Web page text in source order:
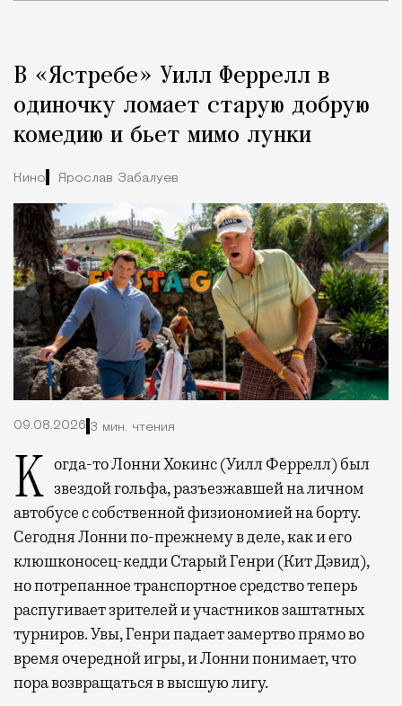
Город
В «Ястребе» Уилл Феррелл в
одиночку ломает старую добрую
комедию и бьет мимо лунки
Кино Ярослав Забалуев
09.08.2026 3 мин. чтения
Когда-то Лонни Хокинс (Уилл Феррелл) был звездой гольфа, разъезжавшей на личном
автобусе с собственной физиономией на борту.
Сегодня Лонни по-прежнему в деле, как и его
клюшконосец-кедди Старый Генри (Кит Дэвид),
но потрепанное транспортное средство теперь
распугивает зрителей и участников заштатных
турниров. Увы, Генри падает замертво прямо во
время очередной игры, и Лонни понимает, что
пора возвращаться в высшую лигу.